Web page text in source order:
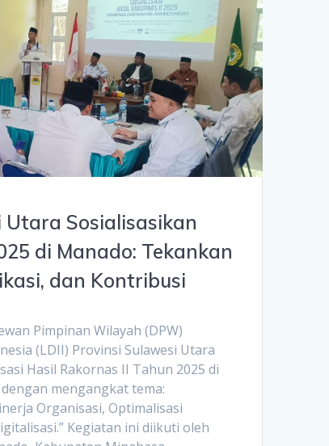
Utara Sosialisasikan
di Manado: Tekankan
dan Kontribusi
Pimpinan Wilayah (DPW)
(LDII) Provinsi Sulawesi Utara
Hasil Rakornas II Tahun 2025 di
mengangkat tema:
Organisasi, Optimalisasi
Kegiatan ini diikuti oleh